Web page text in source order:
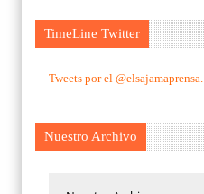
TimeLine Twitter
Tweets por el @elsajamaprensa.
Nuestro Archivo